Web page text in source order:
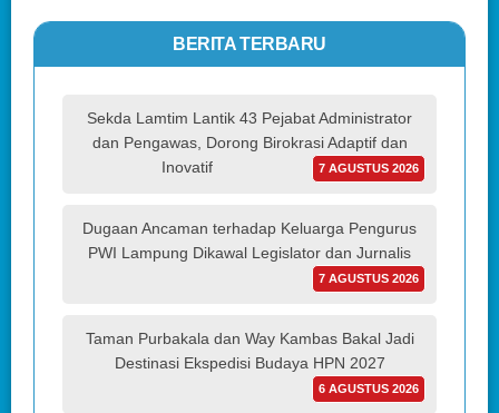
BERITA TERBARU
Sekda Lamtim Lantik 43 Pejabat Administrator
dan Pengawas, Dorong Birokrasi Adaptif dan
Inovatif
7 AGUSTUS 2026
Dugaan Ancaman terhadap Keluarga Pengurus
PWI Lampung Dikawal Legislator dan Jurnalis
7 AGUSTUS 2026
Taman Purbakala dan Way Kambas Bakal Jadi
Destinasi Ekspedisi Budaya HPN 2027
6 AGUSTUS 2026